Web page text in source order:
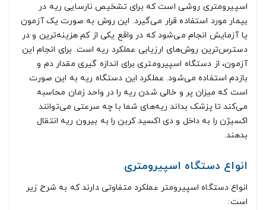
اسپیرومتری روشی است که برای تشخیص نارسایی ریه در
بیمار مورد استفاده قرار می‌گیرد. این روش به صورت یک آزمون
یا آزمایش انجام می‌شود که در واقع یکی از کم هزینه‌ترین و در
دسترس‌ترین روش‌های ارزیابی عملکرد ریه است. برای انجام این
آزمون، از دستگاه اسپیرومتری برای اندازه گیری مقدار دم و
بازدم استفاده می‌شود. عملکرد این دستگاه ریه به این صورت
است که میزان پر و خالی شدن ریه را در واحد زمان محاسبه
می‌کند تا پزشک بداند ریه‌های شما با چه سرعتی می‌توانند
اکسیژن را به داخل و دی اکسید کربن را به بیرون ریه انتقال
بدهند.
انواع دستگاه اسپیرومتری
انواع دستگاه اسپیرومتر عملکرد متفاوتی دارند که به شرح زیر
است: